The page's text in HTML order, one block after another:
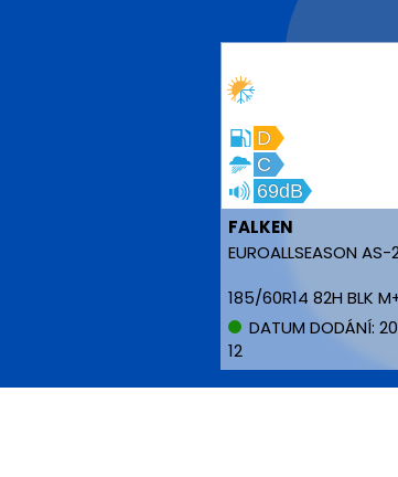
D
C
69dB
FALKEN
EUROALLSEASON AS-
185/60R14 82H BLK
DATUM DODÁNÍ:
12